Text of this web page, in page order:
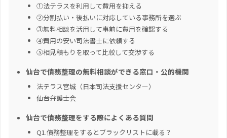
①法テラスを利用して費用を抑える
②分割払い・後払いに対応している事務所を選ぶ
③無料相談を活用して事前に費用を確認する
④費用の安い司法書士に依頼する
⑤相見積もりを取って比較して交渉する
仙台で債務整理の無料相談ができる窓口・公的機関
法テラス宮城（日本司法支援センター）
仙台弁護士会
仙台で債務整理をする際によくある質問
Q1.債務整理をするとブラックリストに載る？